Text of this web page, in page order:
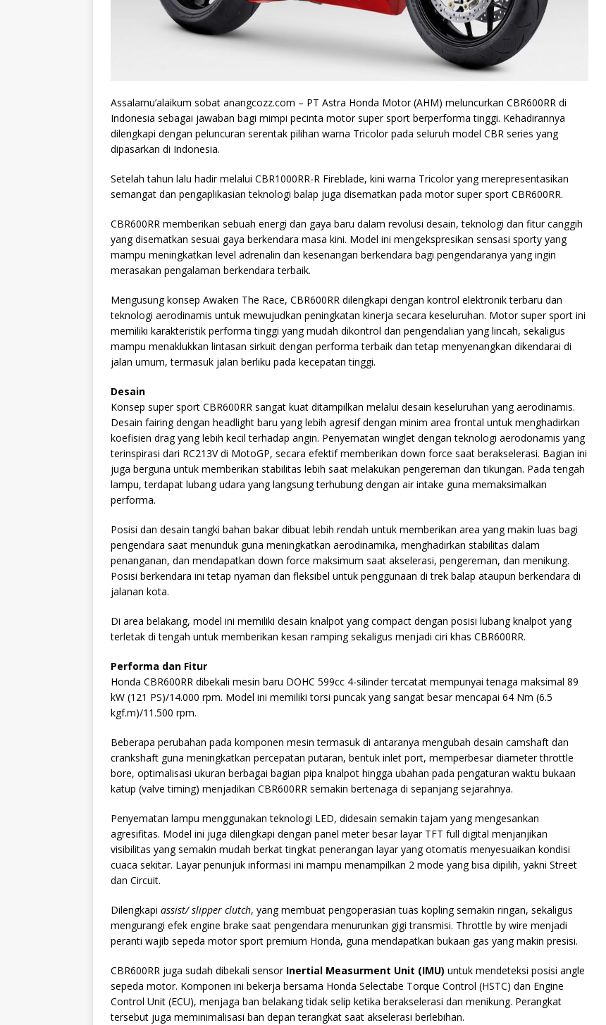
Assalamu’alaikum sobat anangcozz.com – PT Astra Honda Motor (AHM) meluncurkan CBR600RR di
Indonesia sebagai jawaban bagi mimpi pecinta motor super sport berperforma tinggi. Kehadirannya
dilengkapi dengan peluncuran serentak pilihan warna Tricolor pada seluruh model CBR series yang
dipasarkan di Indonesia.
Setelah tahun lalu hadir melalui CBR1000RR-R Fireblade, kini warna Tricolor yang merepresentasikan
semangat dan pengaplikasian teknologi balap juga disematkan pada motor super sport CBR600RR.
CBR600RR memberikan sebuah energi dan gaya baru dalam revolusi desain, teknologi dan fitur canggih
yang disematkan sesuai gaya berkendara masa kini. Model ini mengekspresikan sensasi sporty yang
mampu meningkatkan level adrenalin dan kesenangan berkendara bagi pengendaranya yang ingin
merasakan pengalaman berkendara terbaik.
Mengusung konsep Awaken The Race, CBR600RR dilengkapi dengan kontrol elektronik terbaru dan
teknologi aerodinamis untuk mewujudkan peningkatan kinerja secara keseluruhan. Motor super sport ini
memiliki karakteristik performa tinggi yang mudah dikontrol dan pengendalian yang lincah, sekaligus
mampu menaklukkan lintasan sirkuit dengan performa terbaik dan tetap menyenangkan dikendarai di
jalan umum, termasuk jalan berliku pada kecepatan tinggi.
Desain
Konsep super sport CBR600RR sangat kuat ditampilkan melalui desain keseluruhan yang aerodinamis.
Desain fairing dengan headlight baru yang lebih agresif dengan minim area frontal untuk menghadirkan
koefisien drag yang lebih kecil terhadap angin. Penyematan winglet dengan teknologi aerodonamis yang
terinspirasi dari RC213V di MotoGP, secara efektif memberikan down force saat berakselerasi. Bagian ini
juga berguna untuk memberikan stabilitas lebih saat melakukan pengereman dan tikungan. Pada tengah
lampu, terdapat lubang udara yang langsung terhubung dengan air intake guna memaksimalkan
performa.
Posisi dan desain tangki bahan bakar dibuat lebih rendah untuk memberikan area yang makin luas bagi
pengendara saat menunduk guna meningkatkan aerodinamika, menghadirkan stabilitas dalam
penanganan, dan mendapatkan down force maksimum saat akselerasi, pengereman, dan menikung.
Posisi berkendara ini tetap nyaman dan fleksibel untuk penggunaan di trek balap ataupun berkendara di
jalanan kota.
Di area belakang, model ini memiliki desain knalpot yang compact dengan posisi lubang knalpot yang
terletak di tengah untuk memberikan kesan ramping sekaligus menjadi ciri khas CBR600RR.
Performa dan Fitur
Honda CBR600RR dibekali mesin baru DOHC 599cc 4-silinder tercatat mempunyai tenaga maksimal 89
kW (121 PS)/14.000 rpm. Model ini memiliki torsi puncak yang sangat besar mencapai 64 Nm (6.5
kgf.m)/11.500 rpm.
Beberapa perubahan pada komponen mesin termasuk di antaranya mengubah desain camshaft dan
crankshaft guna meningkatkan percepatan putaran, bentuk inlet port, memperbesar diameter throttle
bore, optimalisasi ukuran berbagai bagian pipa knalpot hingga ubahan pada pengaturan waktu bukaan
katup (valve timing) menjadikan CBR600RR semakin bertenaga di sepanjang sejarahnya.
Penyematan lampu menggunakan teknologi LED, didesain semakin tajam yang mengesankan
agresifitas. Model ini juga dilengkapi dengan panel meter besar layar TFT full digital menjanjikan
visibilitas yang semakin mudah berkat tingkat penerangan layar yang otomatis menyesuaikan kondisi
cuaca sekitar. Layar penunjuk informasi ini mampu menampilkan 2 mode yang bisa dipilih, yakni Street
dan Circuit.
Dilengkapi assist/ slipper clutch, yang membuat pengoperasian tuas kopling semakin ringan, sekaligus
mengurangi efek engine brake saat pengendara menurunkan gigi transmisi. Throttle by wire menjadi
peranti wajib sepeda motor sport premium Honda, guna mendapatkan bukaan gas yang makin presisi.
CBR600RR juga sudah dibekali sensor Inertial Measurment Unit (IMU) untuk mendeteksi posisi angle
sepeda motor. Komponen ini bekerja bersama Honda Selectabe Torque Control (HSTC) dan Engine
Control Unit (ECU), menjaga ban belakang tidak selip ketika berakselerasi dan menikung. Perangkat
tersebut juga meminimalisasi ban depan terangkat saat akselerasi berlebihan.